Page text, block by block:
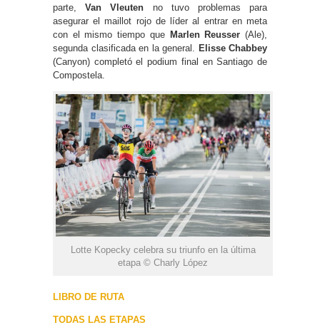
parte,Van Vleuten no tuvo problemas para
asegurar el maillot rojo de líder al entrar en meta
con el mismo tiempo que Marlen Reusser (Ale),
segunda clasificada en la general. Elisse Chabbey
(Canyon) completó el podium final en Santiago de
Compostela.
Lotte Kopecky celebra su triunfo en la última
etapa © Charly López
LIBRO DE RUTA
TODAS LAS ETAPAS